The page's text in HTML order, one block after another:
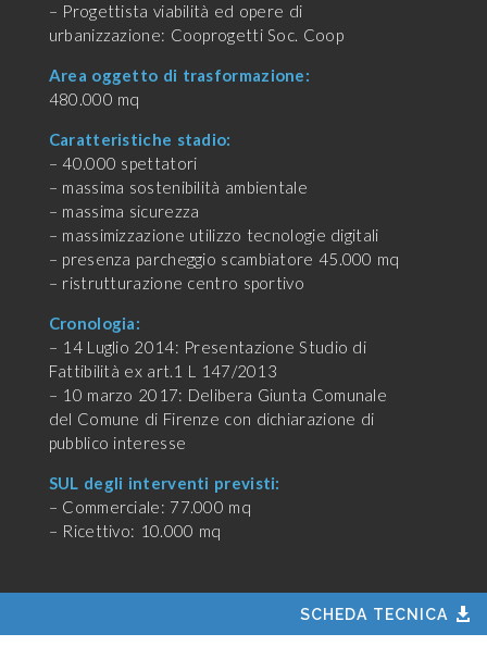
– Progettista viabilità ed opere di
urbanizzazione: Cooprogetti Soc. Coop
Area oggetto di trasformazione:
480.000 mq
Caratteristiche stadio:
– 40.000 spettatori
– massima sostenibilità ambientale
– massima sicurezza
– massimizzazione utilizzo tecnologie digitali
– presenza parcheggio scambiatore 45.000 mq
– ristrutturazione centro sportivo
Cronologia:
– 14 Luglio 2014: Presentazione Studio di
Fattibilità ex art.1 L 147/2013
– 10 marzo 2017: Delibera Giunta Comunale
del Comune di Firenze con dichiarazione di
pubblico interesse
SUL degli interventi previsti:
– Commerciale: 77.000 mq
– Ricettivo: 10.000 mq
SCHEDA TECNICA